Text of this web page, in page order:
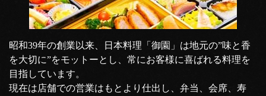
昭和39年の創業以来、日本料理「御園」は地元の”味と香
を大切に”をモットーとし、常にお客様に喜ばれる料理を
目指しています。
現在は店舗での営業はもとより仕出し、弁当、会席、寿